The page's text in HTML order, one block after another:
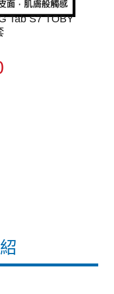
Tab S7 TOBY